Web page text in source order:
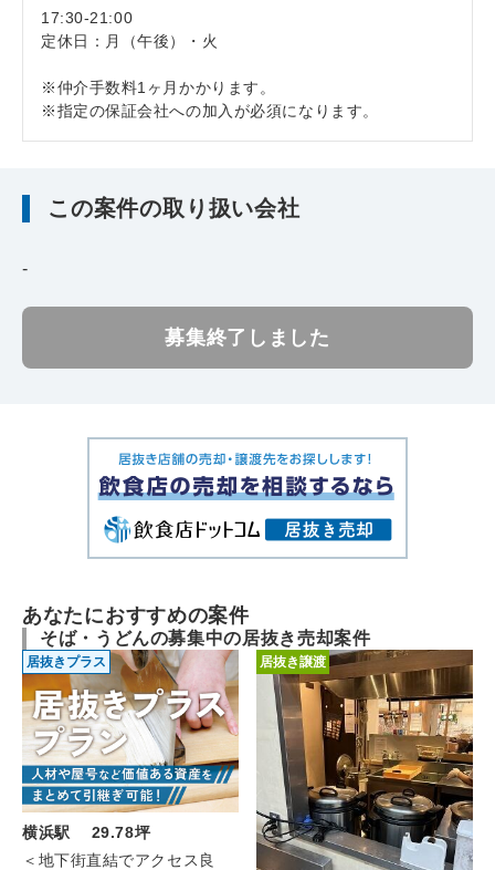
17:30-21:00
定休日：月（午後）・火
※仲介手数料1ヶ月かかります。
※指定の保証会社への加入が必須になります。
この案件の取り扱い会社
-
募集終了しました
あなたにおすすめの案件
そば・うどんの募集中の居抜き売却案件
居抜きプラス
横浜駅 29.78坪
＜地下街直結でアクセス良
居抜き譲渡